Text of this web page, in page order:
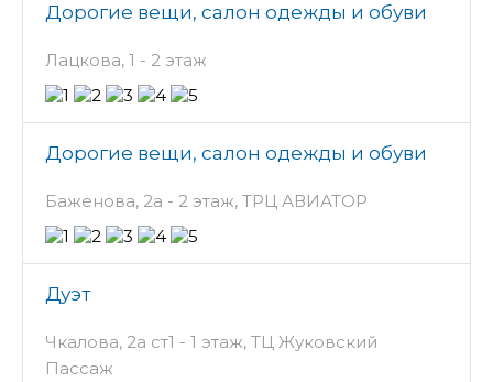
Дорогие вещи, салон одежды и обуви
Лацкова, 1 - 2 этаж
Дорогие вещи, салон одежды и обуви
Баженова, 2а - 2 этаж, ТРЦ АВИАТОР
Дуэт
Чкалова, 2а ст1 - 1 этаж, ТЦ Жуковский
Пассаж